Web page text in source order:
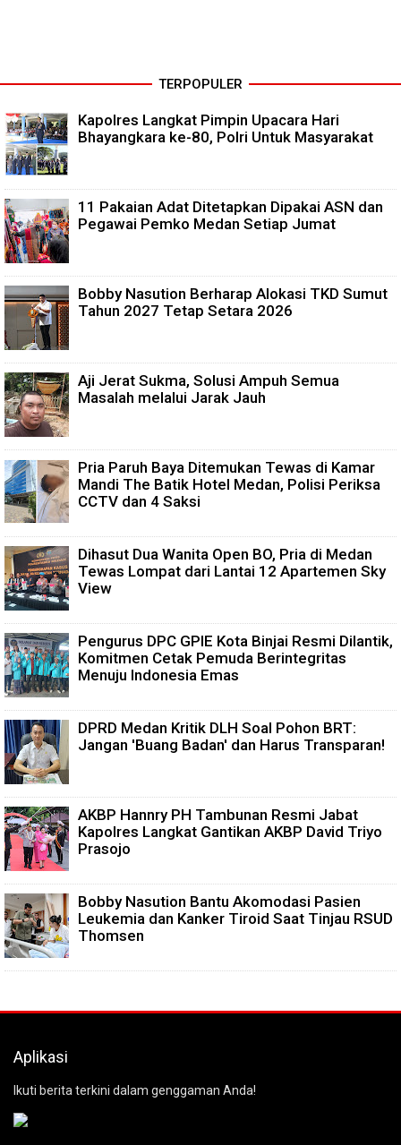
TERPOPULER
Kapolres Langkat Pimpin Upacara Hari
Bhayangkara ke-80, Polri Untuk Masyarakat
11 Pakaian Adat Ditetapkan Dipakai ASN dan
Pegawai Pemko Medan Setiap Jumat
Bobby Nasution Berharap Alokasi TKD Sumut
Tahun 2027 Tetap Setara 2026
Aji Jerat Sukma, Solusi Ampuh Semua
Masalah melalui Jarak Jauh
Pria Paruh Baya Ditemukan Tewas di Kamar
Mandi The Batik Hotel Medan, Polisi Periksa
CCTV dan 4 Saksi
Dihasut Dua Wanita Open BO, Pria di Medan
Tewas Lompat dari Lantai 12 Apartemen Sky
View
Pengurus DPC GPIE Kota Binjai Resmi Dilantik,
Komitmen Cetak Pemuda Berintegritas
Menuju Indonesia Emas
DPRD Medan Kritik DLH Soal Pohon BRT:
Jangan 'Buang Badan' dan Harus Transparan!
AKBP Hannry PH Tambunan Resmi Jabat
Kapolres Langkat Gantikan AKBP David Triyo
Prasojo
Bobby Nasution Bantu Akomodasi Pasien
Leukemia dan Kanker Tiroid Saat Tinjau RSUD
Thomsen
Aplikasi
Ikuti berita terkini dalam genggaman Anda!